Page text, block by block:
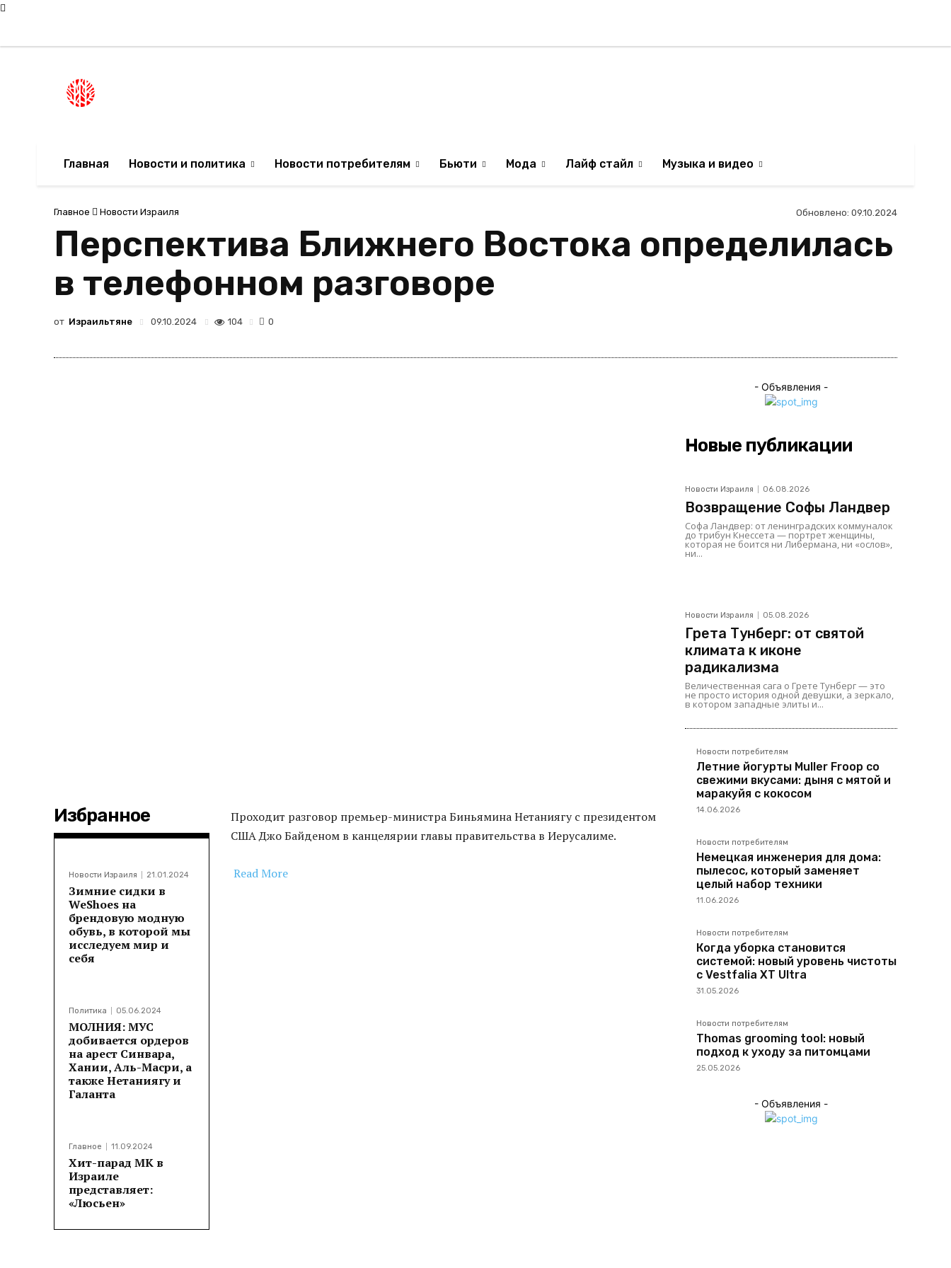
Главная Новости и политика Новости потребителям Бьюти Мода Лайф стайл Музыка и видео
Главное Новости Израиля Обновлено: 09.10.2024
Перспектива Ближнего Востока определилась
в телефонном разговоре
от Израильтяне 09.10.2024 104 0
Избранное
Новости Израиля 21.01.2024
Зимние сидки в
WeShoes на
брендовую модную
обувь, в которой мы
исследуем мир и
себя
Политика 05.06.2024
МОЛНИЯ: МУС
добивается ордеров
на арест Синвара,
Хании, Аль-Масри, а
также Нетаниягу и
Галанта
Главное 11.09.2024
Хит-парад МК в
Израиле
представляет:
«Люсьен»
Проходит разговор премьер-министра Биньямина Нетаниягу с президентом
США Джо Байденом в канцелярии главы правительства в Иерусалиме.
Read More
- Объявления -
Новые публикации
Новости Израиля 06.08.2026
Возвращение Софы Ландвер
Софа Ландвер: от ленинградских коммуналок
до трибун Кнессета — портрет женщины,
которая не боится ни Либермана, ни «ослов»,
ни...
Новости Израиля 05.08.2026
Грета Тунберг: от святой
климата к иконе
радикализма
Величественная сага о Грете Тунберг — это
не просто история одной девушки, а зеркало,
в котором западные элиты и...
Новости потребителям
Летние йогурты Muller Froop со
свежими вкусами: дыня с мятой и
маракуйя с кокосом
14.06.2026
Новости потребителям
Немецкая инженерия для дома:
пылесос, который заменяет
целый набор техники
11.06.2026
Новости потребителям
Когда уборка становится
системой: новый уровень чистоты
с Vestfalia XT Ultra
31.05.2026
Новости потребителям
Thomas grooming tool: новый
подход к уходу за питомцами
25.05.2026
- Объявления -